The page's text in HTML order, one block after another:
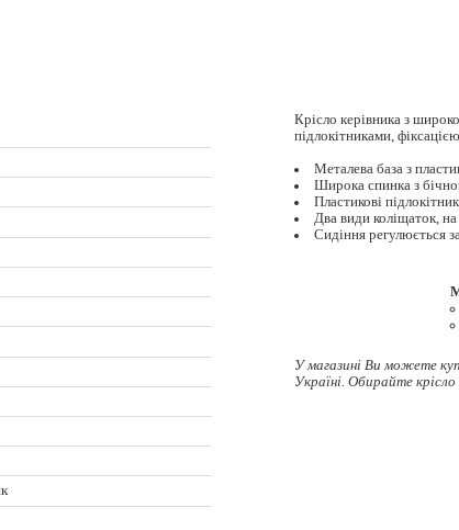
Крісло керівника з
підлокітниками,
Металева база з
Широка спинка з
Пластикові
Два види коліщаток,
Сидіння регулюється
У магазині Ви можете
Україні. Обирайте